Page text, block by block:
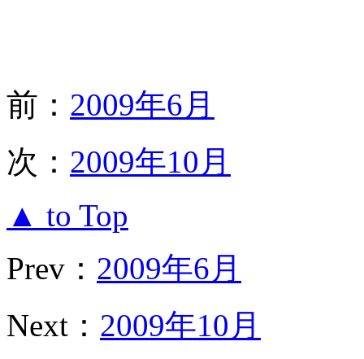
前： 2009年6月
次： 2009年10月
▲ to Top
Prev： 2009年6月
Next： 2009年10月